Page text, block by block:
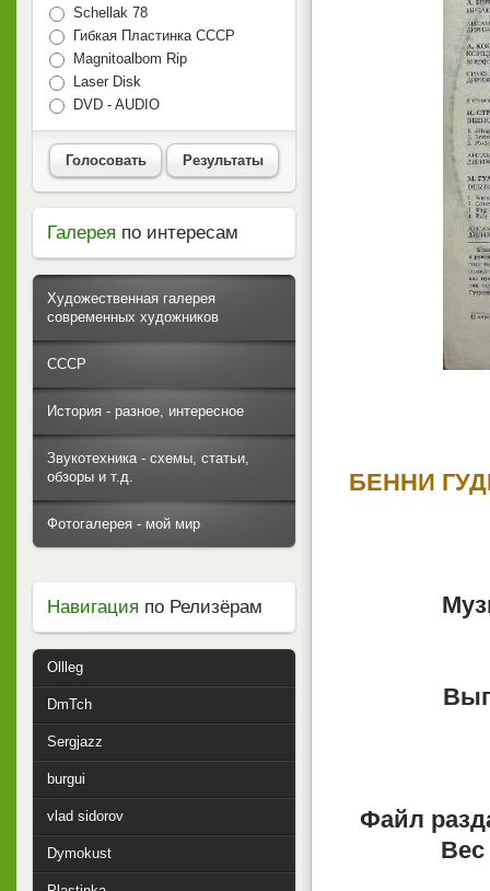
БЕННИ
Файл
Вес
Schellak 78
Гибкая Пластинка СССР
Magnitoalbom Rip
Laser Disk
DVD - AUDIO
Голосовать Результаты
Галерея по интересам
Художественная галерея
современных художников
СССР
История - разное, интересное
Звукотехника - схемы, статьи,
обзоры и т.д.
Фотогалерея - мой мир
Навигация по Релизёрам
Ollleg
DmTch
Sergjazz
burgui
vlad sidorov
Dymokust